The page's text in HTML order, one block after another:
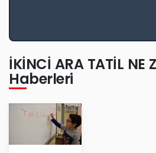
İKİNCİ ARA TATİL NE
Haberleri